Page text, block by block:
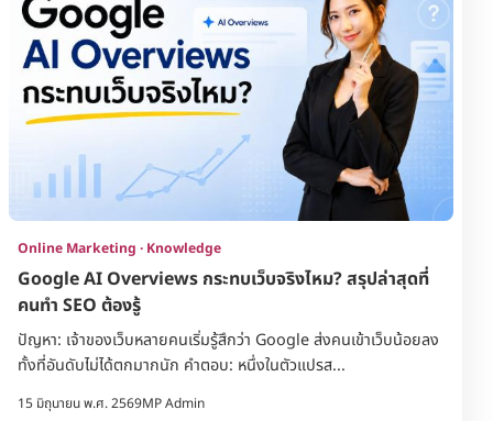
Online Marketing · Knowledge
Google AI Overviews กระทบเว็บจริงไหม? สรุปล่าสุดที่
คนทำ SEO ต้องรู้
ปัญหา: เจ้าของเว็บหลายคนเริ่มรู้สึกว่า Google ส่งคนเข้าเว็บน้อยลง
ทั้งที่อันดับไม่ได้ตกมากนัก คำตอบ: หนึ่งในตัวแปรส...
15 มิถุนายน พ.ศ. 2569MP Admin